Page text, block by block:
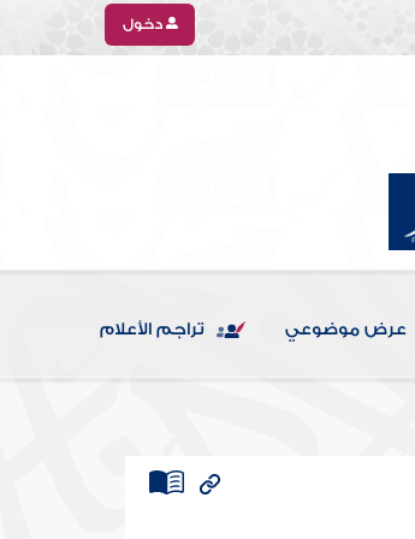
دخول
عرض موضوعي تراجم الأعلام